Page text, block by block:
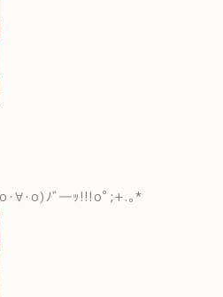
･∀･o)ﾉﾞ―ｯ!!!oﾟ;+.｡*